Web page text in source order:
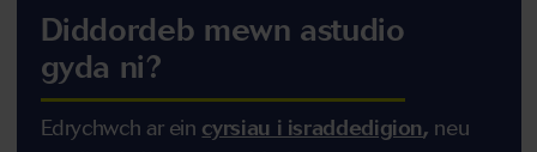
Diddordeb mewn astudio
gyda ni?
Edrychwch ar ein cyrsiau i israddedigion, neu